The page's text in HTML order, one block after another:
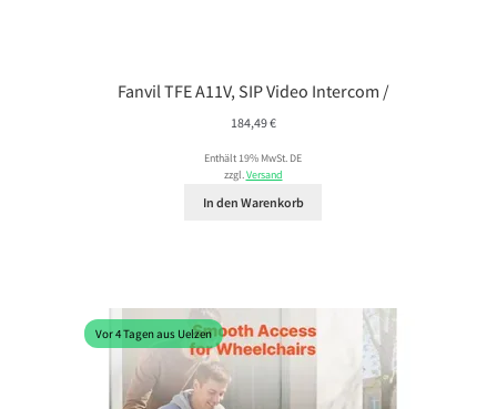
Fanvil TFE A11V, SIP Video Intercom /
184,49€
Enthält 19% MwSt. DE
zzgl.Versand
In den Warenkorb
Vor 4 Tagen aus Uelzen